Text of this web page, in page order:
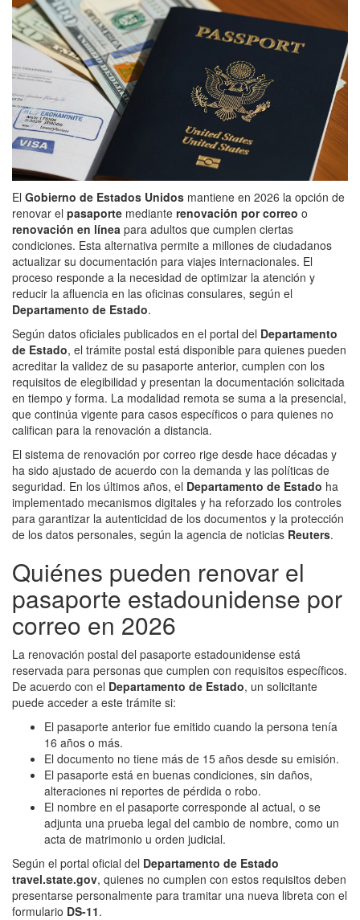
El Gobierno de Estados Unidos mantiene en 2026 la opción de
renovar el pasaporte mediante renovación por correo o
renovación en línea para adultos que cumplen ciertas
condiciones. Esta alternativa permite a millones de ciudadanos
actualizar su documentación para viajes internacionales. El
proceso responde a la necesidad de optimizar la atención y
reducir la afluencia en las oficinas consulares, según el
Departamento de Estado.
Según datos oficiales publicados en el portal del Departamento
de Estado, el trámite postal está disponible para quienes pueden
acreditar la validez de su pasaporte anterior, cumplen con los
requisitos de elegibilidad y presentan la documentación solicitada
en tiempo y forma. La modalidad remota se suma a la presencial,
que continúa vigente para casos específicos o para quienes no
califican para la renovación a distancia.
El sistema de renovación por correo rige desde hace décadas y
ha sido ajustado de acuerdo con la demanda y las políticas de
seguridad. En los últimos años, el Departamento de Estado ha
implementado mecanismos digitales y ha reforzado los controles
para garantizar la autenticidad de los documentos y la protección
de los datos personales, según la agencia de noticias Reuters.
Quiénes pueden renovar el
pasaporte estadounidense por
correo en 2026
La renovación postal del pasaporte estadounidense está
reservada para personas que cumplen con requisitos específicos.
De acuerdo con el Departamento de Estado, un solicitante
puede acceder a este trámite si:
El pasaporte anterior fue emitido cuando la persona tenía
16 años o más.
El documento no tiene más de 15 años desde su emisión.
El pasaporte está en buenas condiciones, sin daños,
alteraciones ni reportes de pérdida o robo.
El nombre en el pasaporte corresponde al actual, o se
adjunta una prueba legal del cambio de nombre, como un
acta de matrimonio u orden judicial.
Según el portal oficial del Departamento de Estado
travel.state.gov, quienes no cumplen con estos requisitos deben
presentarse personalmente para tramitar una nueva libreta con el
formulario DS-11.